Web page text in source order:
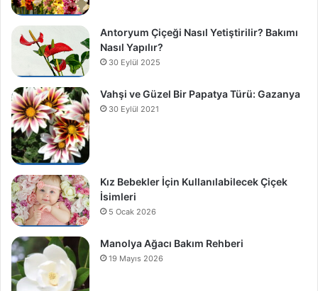
Antoryum Çiçeği Nasıl Yetiştirilir? Bakımı
Nasıl Yapılır?
30 Eylül 2025
Vahşi ve Güzel Bir Papatya Türü: Gazanya
30 Eylül 2021
Kız Bebekler İçin Kullanılabilecek Çiçek
İsimleri
5 Ocak 2026
Manolya Ağacı Bakım Rehberi
19 Mayıs 2026